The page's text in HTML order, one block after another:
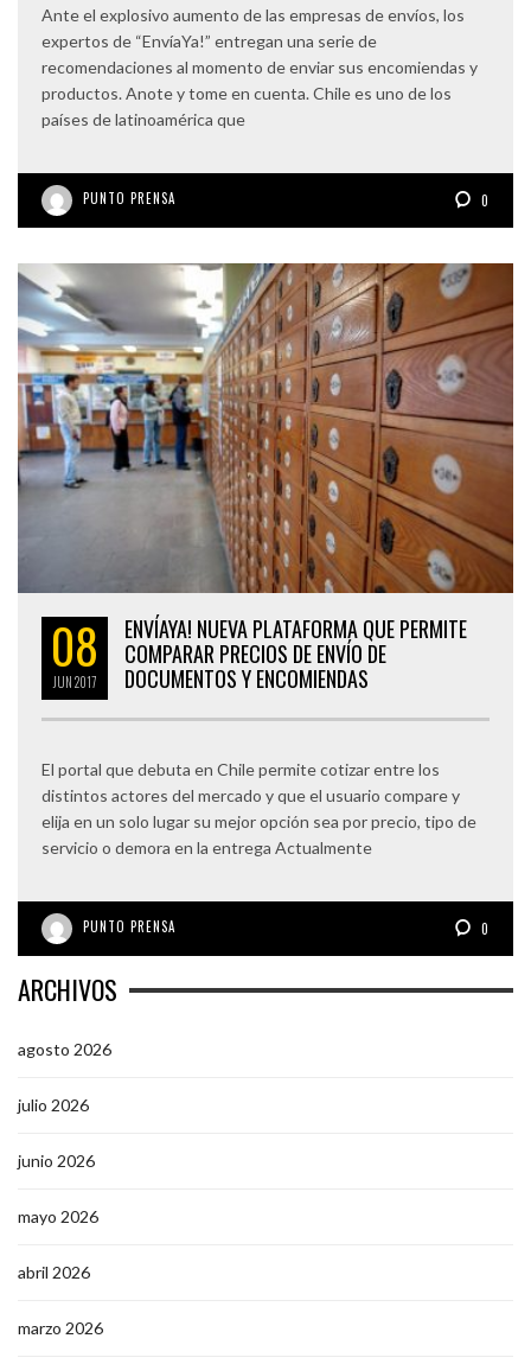
Ante el explosivo aumento de las empresas de envíos, los
expertos de “EnvíaYa!” entregan una serie de
recomendaciones al momento de enviar sus encomiendas y
productos. Anote y tome en cuenta. Chile es uno de los
países de latinoamérica que
PUNTO PRENSA 0
08
JUN2017
ENVÍAYA! NUEVA PLATAFORMA QUE PERMITE
COMPARAR PRECIOS DE ENVÍO DE
DOCUMENTOS Y ENCOMIENDAS
El portal que debuta en Chile permite cotizar entre los
distintos actores del mercado y que el usuario compare y
elija en un solo lugar su mejor opción sea por precio, tipo de
servicio o demora en la entrega Actualmente
PUNTO PRENSA 0
ARCHIVOS
agosto 2026
julio 2026
junio 2026
mayo 2026
abril 2026
marzo 2026